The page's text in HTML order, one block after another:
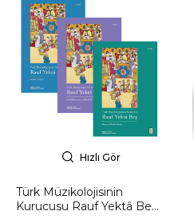
Hızlı Gör
Türk Müzikolojisinin
Kurucusu Rauf Yektâ Bey